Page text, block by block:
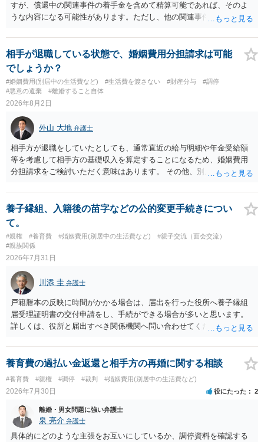
すが、償還中の関連事件の着手金を含めて精算可能であれば、そのよ
うな内容になる可能性があります。ただし、他の関連事件でも相手方
情によって対応が違いますので、法テラスへお尋ねいただいた方が確
実です。
相手が退職している状態で、婚姻費用分担請求は可能
でしょうか？
#婚姻費用(別居中の生活費など) #生活費を渡さない #財産分与
#調停
#悪意の遺棄
#離婚すること自体
2026年8月2日
外山 大地 弁護士
相手方が退職をしていたとしても、通常直近の給与明細や年金受給額
等を考慮して相手方の基礎収入を算定することになるため、婚姻費用
分担請求をご検討いただく意味はあります。 その他、別居の経緯、質
て、ご検討いただくのが良いかと思います。
養子縁組、入籍後の苗字などの公的変更手続きについ
て。
#親権 #養育費 #婚姻費用(別居中の生活費など)
#親子交流（面会交流）
#親族関係
2026年7月31日
川添 圭 弁護士
戸籍謄本の反映に時間がかかる場合は、届出を行った役所へ養子縁組
届受理証明書の交付申請をし、手続ができる場合が多いと思います。
詳しくは、役所と届出すべき関係機関へ問い合わせてください。
養育費の過払い金返還と相手方の再婚に関する相談
#養育費 #親権 #調停 #裁判 #婚姻費用(別居中の生活費など)
2026年7月30日 役にたった 2
離婚・男女問題に強い弁護士
泉 亮介 弁護士
具体的にどのような主張をお互いにしているか、調停資料を確認する